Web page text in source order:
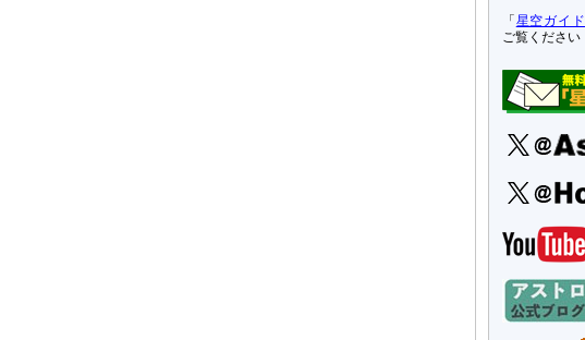
「 星空ガイド
ご覧ください